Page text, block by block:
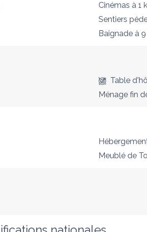
Cinémas à 1
Sentiers
Baignadeà 9
Table
Ménage fin
Meublé de